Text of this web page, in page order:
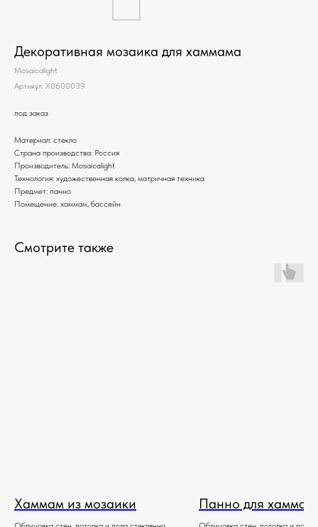
Декоративная мозаика для хаммама
Mosaicalight
Артикул: X0600039
под заказ
Материал: стекло
Страна производства: Россия
Производитель: Mosaicalight
Технология: художественная колка, матричная техника
Предмет: панно
Помещение: хаммам, бассейн
Смотрите также
Хаммам из мозаики Панно для